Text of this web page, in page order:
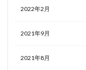
2022年2月
2021年9月
2021年8月